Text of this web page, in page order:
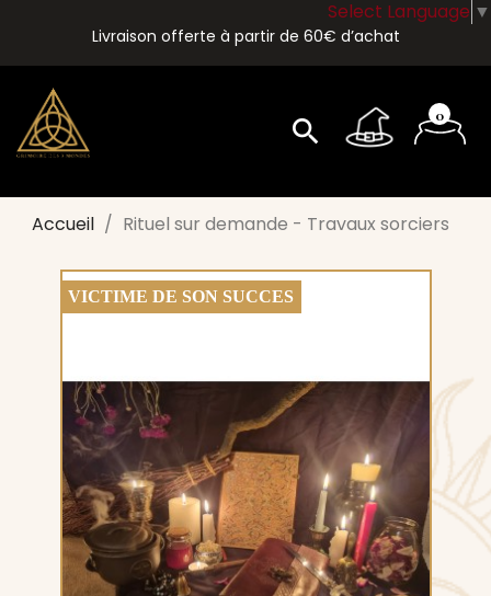
Livraison offerte à partir de 60€ d’achat
search 0
Accueil Rituel sur demande - Travaux sorciers
VICTIME DE SON SUCCES
Select Language ▼